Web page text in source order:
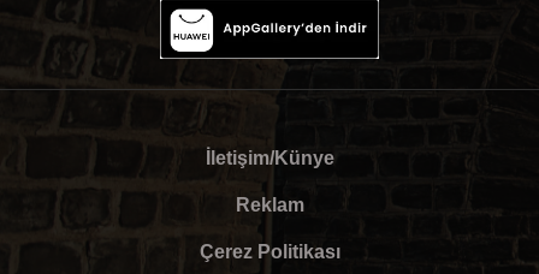
İletişim/Künye
Reklam
Çerez Politikası